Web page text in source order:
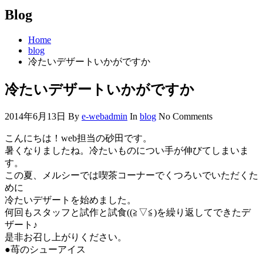
Blog
Home
blog
冷たいデザートいかがですか
冷たいデザートいかがですか
2014年6月13日 By e-webadmin In blog No Comments
こんにちは！web担当の砂田です。
暑くなりましたね。冷たいものについ手が伸びてしまいま
す。
この夏、メルシーでは喫茶コーナーでくつろいでいただくた
めに
冷たいデザートを始めました。
何回もスタッフと試作と試食((≧▽≦)を繰り返してできたデ
ザート♪
是非お召し上がりください。
●苺のシューアイス